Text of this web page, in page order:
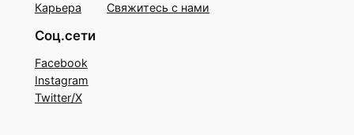
Карьера
Свяжитесь с нами
Соц.сети
Facebook
Instagram
Twitter/X